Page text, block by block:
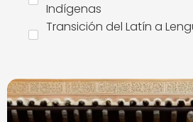
Indígenas
Transición del Latín a